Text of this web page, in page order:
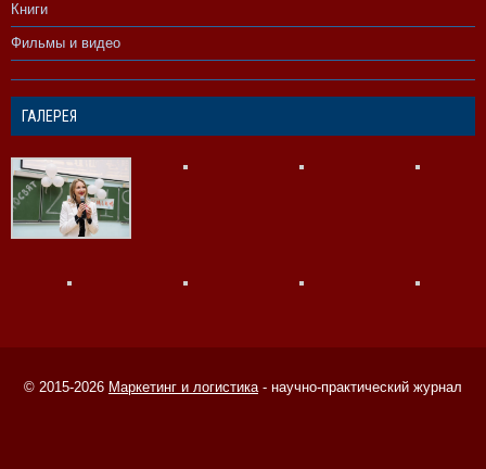
Книги
Фильмы и видео
ГАЛЕРЕЯ
© 2015-2026 Маркетинг и логистика- научно-практический журнал